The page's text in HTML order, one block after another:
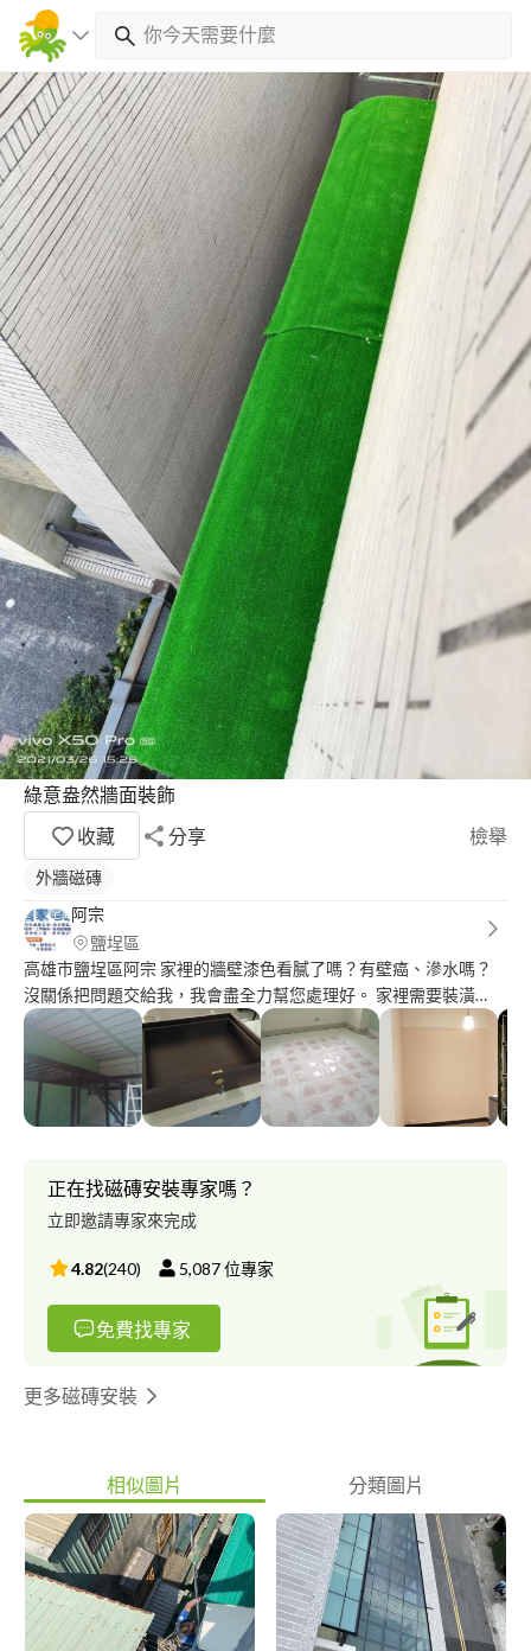
綠意盎然牆面裝飾
收藏
分享 檢舉
外牆磁磚
阿宗
鹽埕區
高雄市鹽埕區阿宗 家裡的牆壁漆色看膩了嗎？有壁癌、滲水嗎？
沒關係把問題交給我，我會盡全力幫您處理好。 家裡需要裝潢
嗎？想要替家裡換個樣子嗎？沒關係把問題交給我，我會盡全力為
您服務。 舉凡宅修方面的問題，可以放心的交給我，我會盡全力
配合您的需求，幫您解決問題。 施工認真負責，自工平價，亦有
配合的專業團隊 謝謝。
正在找磁磚安裝專家嗎？
立即邀請專家來完成
4.82(240) 5,087位專家
免費找專家
更多磁磚安裝
相似圖片 分類圖片